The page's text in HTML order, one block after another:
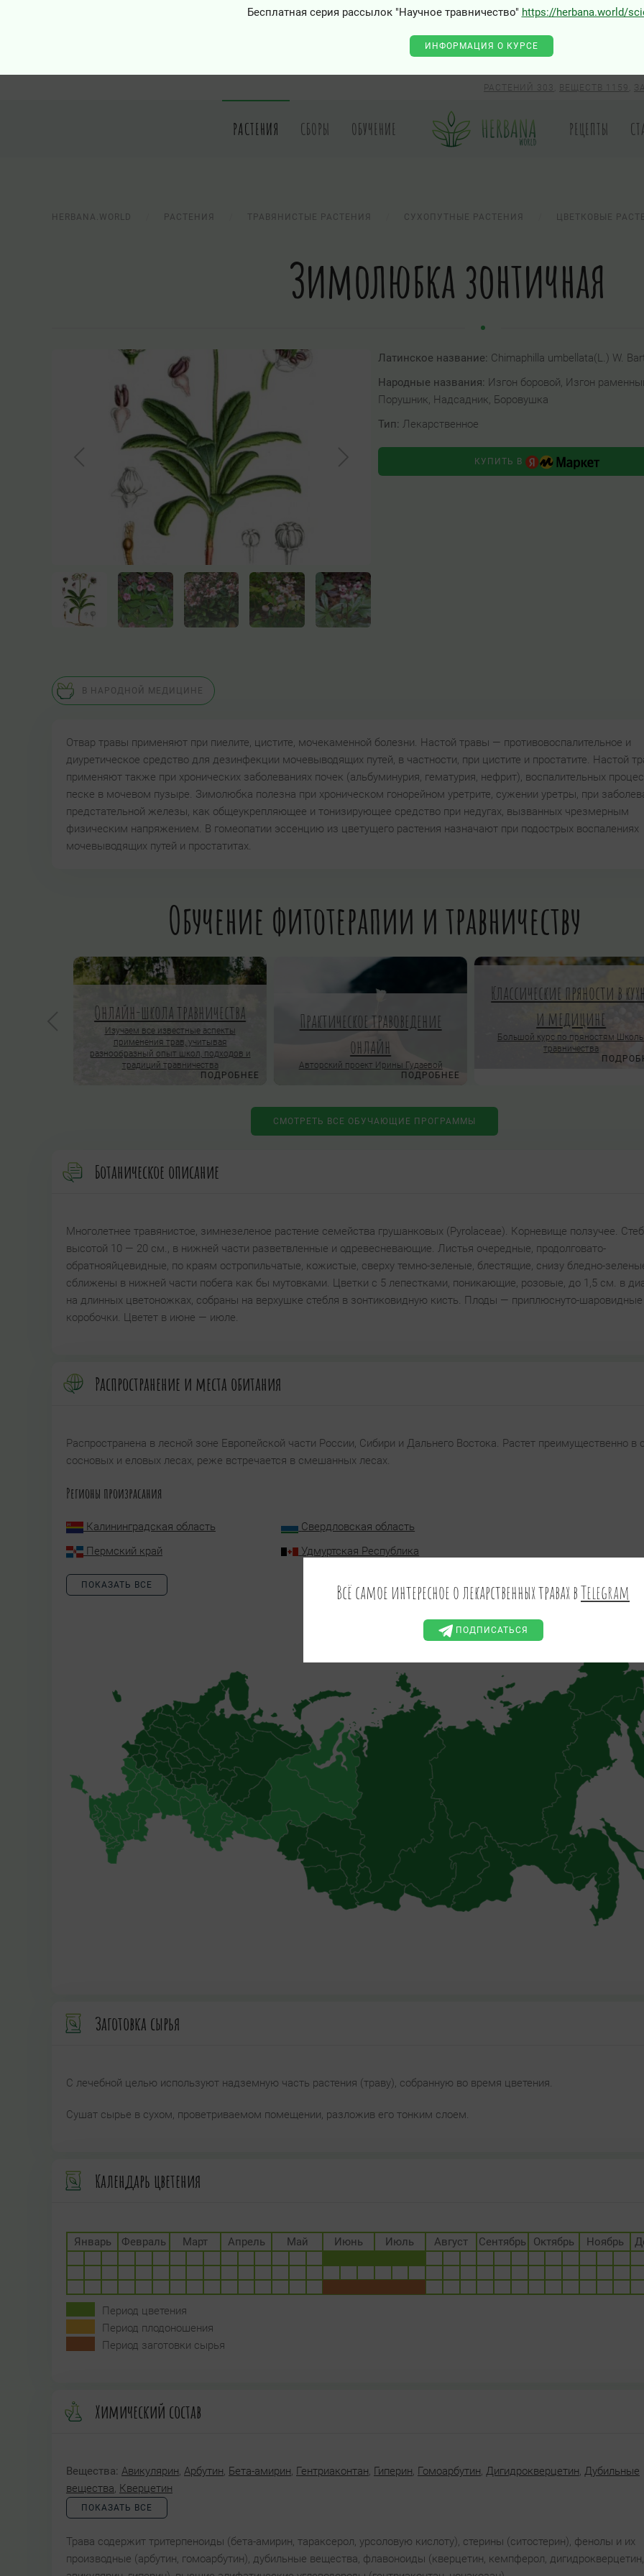
Бесплатная серия рассылок "Научное травничество" https://herbana.world/
ИНФОРМАЦИЯ О КУРСЕ
РАСТЕНИЙ 303 ВЕЩЕСТВ 1159
РАСТЕНИЯ СБОРЫ ОБУЧЕНИЕ РЕЦЕПТЫ
HERBANA.WORLD РАСТЕНИЯ ТРАВЯНИСТЫЕ РАСТЕНИЯ СУХОПУТНЫЕ РАСТЕНИЯ ЦВЕТКОВЫЕ
Зимолюбка зонтичная
Латинское название: Chimaphilla umbellata(L.) W.
Народные названия: Изгон боровой, Изгон
Порушник, Надсадник, Боровушка
Тип: Лекарственное
КУПИТЬ В
В НАРОДНОЙ МЕДИЦИНЕ
Отвар травы применяют при пиелите, цистите, мочекаменной болезни. Настой травы — противовоспалительное и
диуретическое средство для дезинфекции мочевыводящих путей, в частности, при цистите и простатите. Настой
применяют также при хронических заболеваниях почек (альбуминурия, гематурия, нефрит), воспалительных
песке в мочевом пузыре. Зимолюбка полезна при хроническом гонорейном уретрите, сужении уретры, при
предстательной железы, как общеукрепляющее и тонизирующее средство при недугах, вызванных чрезмерным
физическим напряжением. В гомеопатии эссенцию из цветущего растения назначают при подострых воспалениях
мочевыводящих путей и простатитах.
Обучение фитотерапии и травничеству
Онлайн-школа травничества
Изучаем все известные аспекты
применения трав, учитывая
разнообразный опыт школ, подходов и
традиций травничества
ПОДРОБНЕЕ
Практическое травоведение
онлайн
Авторский проект Ирины Гудаевой
ПОДРОБНЕЕ
Классические пряности в
и медицине
Большой курс по пряностям Школы
травничества
СМОТРЕТЬ ВСЕ ОБУЧАЮЩИЕ ПРОГРАММЫ
Ботаническое описание
Многолетнее травянистое, зимнезеленое растение семейства грушанковых (Pyrolaceae). Корневище ползучее.
высотой 10 — 20 см., в нижней части разветвленные и одревесневающие. Листья очередные, продолговато-
обратнояйцевидные, по краям остропильчатые, кожистые, сверху темно-зеленые, блестящие, снизу бледно-
сближены в нижней части побега как бы мутовками. Цветки с 5 лепестками, поникающие, розовые, до 1,5 см. в
на длинных цветоножках, собраны на верхушке стебля в зонтиковидную кисть. Плоды — приплюснуто-шаровидные
коробочки. Цветет в июне — июле.
Распространение и места обитания
Распространена в лесной зоне Европейской части России, Сибири и Дальнего Востока. Растет преимущественно в
сосновых и еловых лесах, реже встречается в смешанных лесах.
Регионы произрасания
Калининградская область
Пермский край
Свердловская область
Удмуртская Республика
ПОКАЗАТЬ ВСЕ
Заготовка сырья
С лечебной целью используют надземную часть растения (траву), собранную во время цветения.
Сушат сырье в сухом, проветриваемом помещении, разложив его тонким слоем.
Календарь цветения
Январь Февраль Март Апрель Май Июнь Июль Август Сентябрь Октябрь Ноябрь
Период цветения
Период плодоношения
Период заготовки сырья
Химический состав
Вещества: Авикулярин, Арбутин, Бета-амирин, Гентриаконтан, Гиперин, Гомоарбутин, Дигидрокверцетин, Дубильные
вещества, Кверцетин
ПОКАЗАТЬ ВСЕ
Трава содержит тритерпеноиды (бета-амирин, тараксерол, урсоловую кислоту), стерины (ситостерин), фенолы и их
производные (арбутин, гомоарбутин), дубильные вещества, флавоноиды (кверцетин, кемпферол, дигидрокверцетин,
Всё самое интересное о лекарственных травах вTelegram
ПОДПИСАТЬСЯ